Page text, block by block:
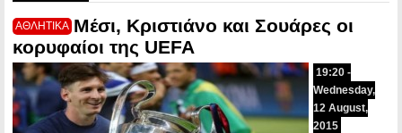
ΑΘΛΗΤΙΚΑ Μέσι, Κριστιάνο και Σουάρες οι
κορυφαίοι της UEFA
19:20 -
Wednesday,
12 August,
2015